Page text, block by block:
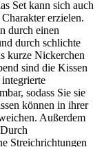
Set kann sich auch
erzielen.
durch einen
durch schlichte
kurze Nickerchen
sind die Kissen
sodass Sie sie
können in ihrer
Außerdem
Streichrichtungen